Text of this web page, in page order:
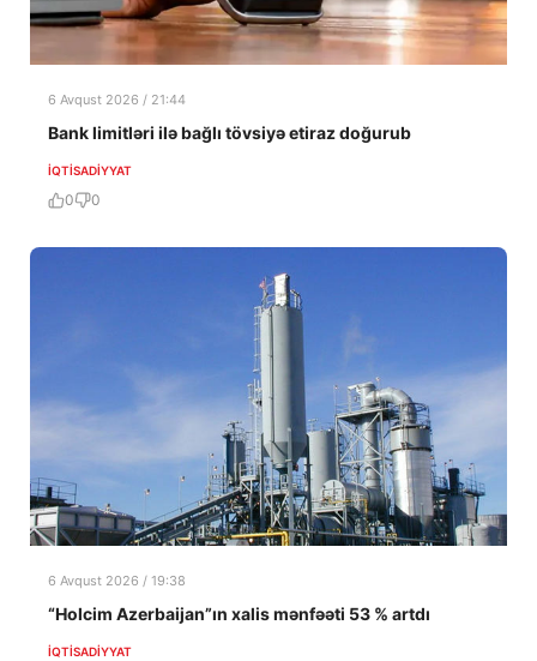
6 Avqust 2026 / 21:44
Bank limitləri ilə bağlı tövsiyə etiraz doğurub
İQTISADIYYAT
0 0
6 Avqust 2026 / 19:38
“Holcim Azerbaijan”ın xalis mənfəəti 53 % artdı
İQTISADIYYAT